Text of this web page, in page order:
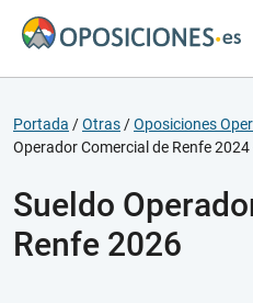
Portada /Otras /Oposiciones
Operador Comercial de Renfe 2024
Sueldo
Renfe 2026